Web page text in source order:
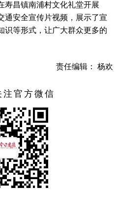
寿昌镇南浦村文化礼堂开展
通安全宣传片视频，展示了宣
识等形式，让广大群众更多的
责任编辑： 杨欢
注官方微信